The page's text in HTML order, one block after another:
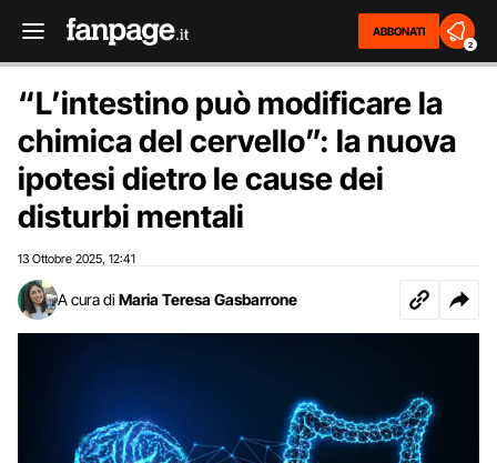
ABBONATI
2
“L’intestino può modificare la
chimica del cervello”: la nuova
ipotesi dietro le cause dei
disturbi mentali
13 Ottobre 2025 12:41
A cura di Maria Teresa Gasbarrone